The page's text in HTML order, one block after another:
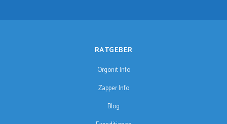
RATGEBER
Orgonit Info
Zapper Info
Blog